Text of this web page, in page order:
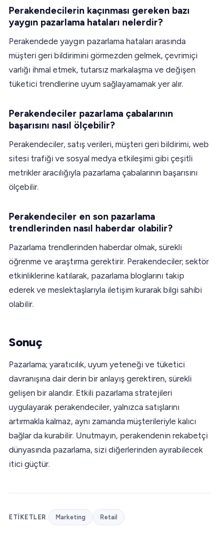
Perakendecilerin kaçınması gereken bazı
yaygın pazarlama hataları nelerdir?
Perakendede yaygın pazarlama hataları arasında
müşteri geri bildirimini görmezden gelmek, çevrimiçi
varlığı ihmal etmek, tutarsız markalaşma ve değişen
tüketici trendlerine uyum sağlayamamak yer alır.
Perakendeciler pazarlama çabalarının
başarısını nasıl ölçebilir?
Perakendeciler, satış verileri, müşteri geri bildirimi, web
sitesi trafiği ve sosyal medya etkileşimi gibi çeşitli
metrikler aracılığıyla pazarlama çabalarının başarısını
ölçebilir.
Perakendeciler en son pazarlama
trendlerinden nasıl haberdar olabilir?
Pazarlama trendlerinden haberdar olmak, sürekli
öğrenme ve araştırma gerektirir. Perakendeciler; sektör
etkinliklerine katılarak, pazarlama bloglarını takip
ederek ve meslektaşlarıyla iletişim kurarak bilgi sahibi
olabilir.
Sonuç
Pazarlama; yaratıcılık, uyum yeteneği ve tüketici
davranışına dair derin bir anlayış gerektiren, sürekli
gelişen bir alandır. Etkili pazarlama stratejileri
uygulayarak perakendeciler, yalnızca satışlarını
artırmakla kalmaz, aynı zamanda müşterileriyle kalıcı
bağlar da kurabilir. Unutmayın, perakendenin rekabetçi
dünyasında pazarlama, sizi diğerlerinden ayırabilecek
itici güçtür.
ETIKETLER Marketing Retail